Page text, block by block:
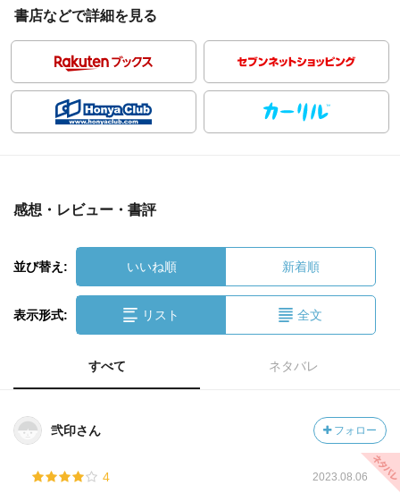
書店などで詳細を見る
感想・レビュー・書評
並び替え: いいね順 新着順
表示形式: リスト 全文
すべて ネタバレ
弐印さん フォロー
4 2023.08.06